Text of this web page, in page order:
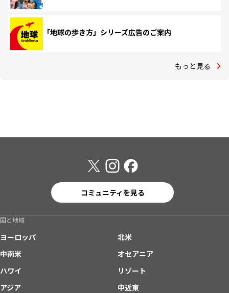
「地球の歩き方」シリーズ広告のご案内
もっと見る
コミュニティを見る
国と地域
ヨーロッパ
北米
中南米
オセアニア
ハワイ
リゾート
アジア
中近東